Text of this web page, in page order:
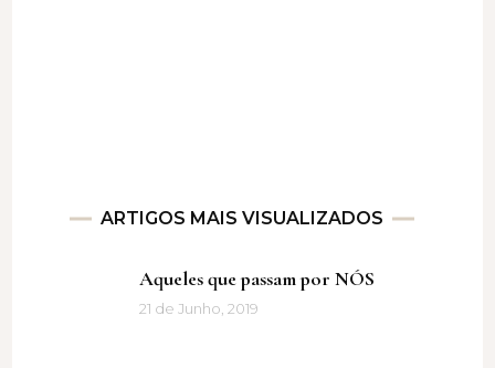
ARTIGOS MAIS VISUALIZADOS
Aqueles que passam por NÓS
21 de Junho, 2019